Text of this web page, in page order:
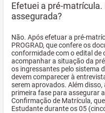
Efetuei a pré-
assegurada?
Não. Após efetuar a pré-
PROGRAD, que confere os
conformidade com o edital de
acompanhar a situação da
os ingressantes pelo sistema
devem comparecer à
serem aprovados. Além
primeira fase para assegurar
Confirmação de Matrícula,
Estudante durante os 05